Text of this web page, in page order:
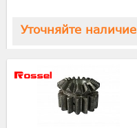
Уточняйте наличие